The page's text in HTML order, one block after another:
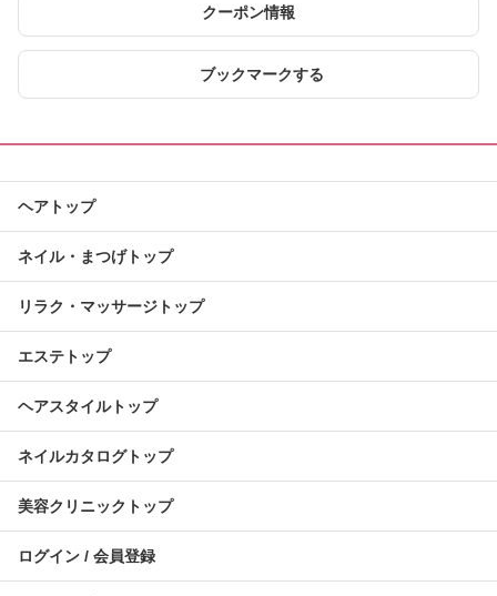
クーポン情報
ブックマークする
ヘアトップ
ネイル・まつげトップ
リラク・マッサージトップ
エステトップ
ヘアスタイルトップ
ネイルカタログトップ
美容クリニックトップ
ログイン / 会員登録